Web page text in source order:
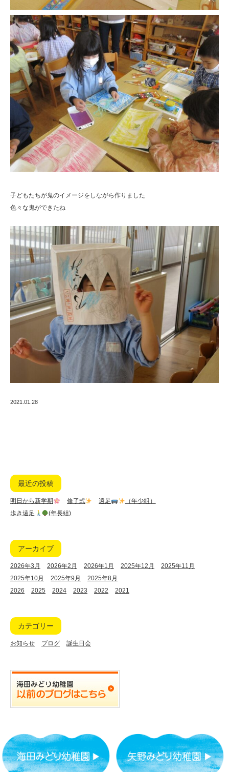
子どもたちが鬼のイメージをしながら作りました
色々な鬼ができたね
2021.01.28
最近の投稿
明日から新学期 修了式 遠足
（年少組）
歩き遠足
(年長組)
アーカイブ
2026年3月 2026年2月 2026年1月 2025年12月
2025年11月
2025年10月
2025年9月
2025年8月
2026
2025 2024 2023 2022 2021
カテゴリー
お知らせ ブログ 誕生日会